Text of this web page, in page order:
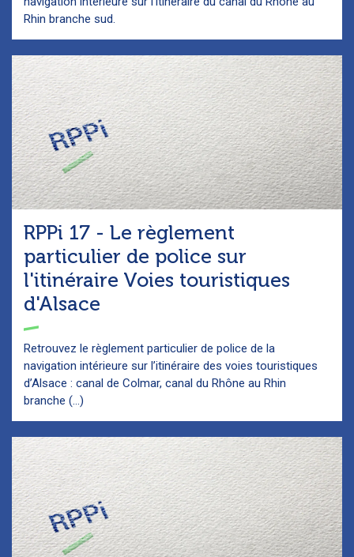
Rhin branche sud.
RPPi 17 - Le règlement
particulier de police sur
l'itinéraire Voies touristiques
d'Alsace
Retrouvez le règlement particulier de police de la
navigation intérieure sur l’itinéraire des voies touristiques
d’Alsace : canal de Colmar, canal du Rhône au Rhin
branche (...)